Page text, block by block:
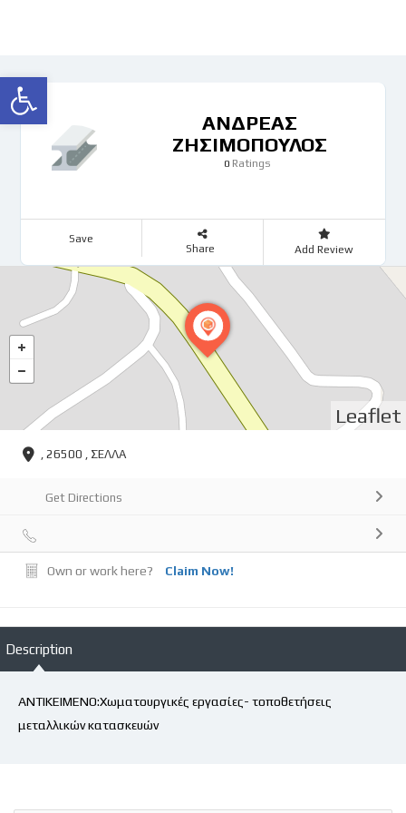
Ανοίξτε τη γραμμή εργαλείων
ΑΝΔΡΕΑΣ
ΖΗΣΙΜΟΠΟΥΛΟΣ
0Ratings
Save
Share Add Review
Leaflet
, 26500 , ΣΕΛΛΑ
Get Directions
Own or work here? Claim Now!
Description
ΑΝΤΙΚΕΙΜΕΝΟ:Χωματουργικές εργασίες- τοποθετήσεις
μεταλλικών κατασκευών